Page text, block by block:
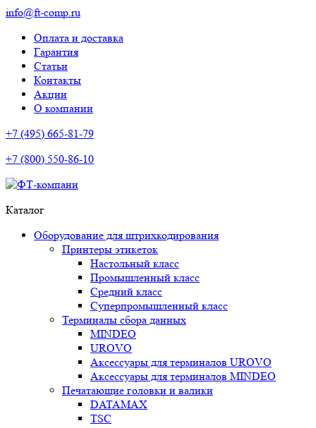
info@ft-comp.ru
Оплата и доставка
Гарантия
Статьи
Контакты
Акции
О компании
+7 (495) 665-81-79
+7 (800) 550-86-10
Каталог
Оборудование для штрихкодирования
Принтеры этикеток
Настольный класс
Промышленный класс
Средний класс
Суперпромышленный класс
Терминалы сбора данных
MINDEO
UROVO
Аксессуары для терминалов UROVO
Аксессуары для терминалов MINDEO
Печатающие головки и валики
DATAMAX
TSC